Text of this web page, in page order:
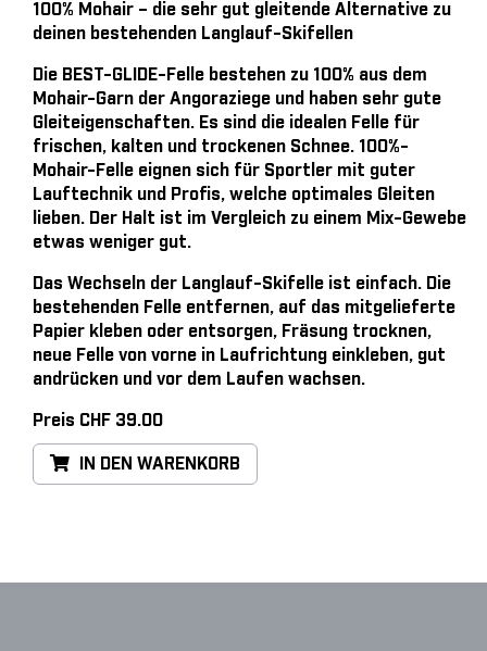
100% Mohair – die sehr gut gleitende Alternative zu
deinen bestehenden Langlauf-Skifellen
Die BEST-GLIDE-Felle bestehen zu 100% aus dem
Mohair-Garn der Angoraziege und haben sehr gute
Gleiteigenschaften. Es sind die idealen Felle für
frischen, kalten und trockenen Schnee. 100%-
Mohair-Felle eignen sich für Sportler mit guter
Lauftechnik und Profis, welche optimales Gleiten
lieben. Der Halt ist im Vergleich zu einem Mix-Gewebe
etwas weniger gut.
Das Wechseln der Langlauf-Skifelle ist einfach. Die
bestehenden Felle entfernen, auf das mitgelieferte
Papier kleben oder entsorgen, Fräsung trocknen,
neue Felle von vorne in Laufrichtung einkleben, gut
andrücken und vor dem Laufen wachsen.
Preis CHF 39.00
IN DEN WARENKORB